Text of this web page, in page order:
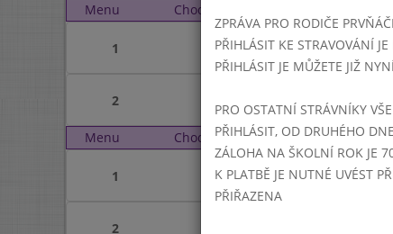
Menu Chod
1
2
Menu Chod Neděle 3. 8. 2025
1
2
ZPRÁVA PRO RODIČE
PŘIHLÁSIT KE STRAVOVÁNÍ
PŘIHLÁSIT JE MŮŽETE JIŽ
PRO OSTATNÍ STRÁVNÍKY
PŘIHLÁSIT, OD DRUHÉHO
ZÁLOHA NA ŠKOLNÍ ROK JE
K PLATBĚ JE NUTNÉ UVÉST
PŘIŘAZENA